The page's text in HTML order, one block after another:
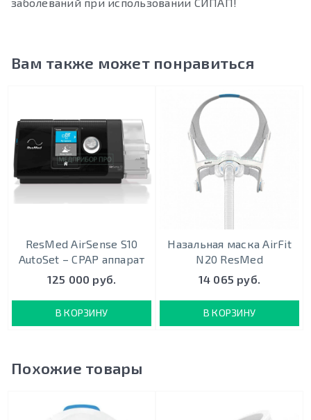
Вам также может понравиться
ResMed AirSense S10
AutoSet – CPAP аппарат
125 000 руб.
В КОРЗИНУ
Назальная маска AirFit
N20 ResMed
14 065 руб.
В КОРЗИНУ
Похожие товары